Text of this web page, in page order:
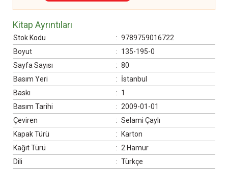
Kitap Ayrıntıları
Stok Kodu : 9789759016722
Boyut
: 135-195-0
Sayfa Sayısı
: 80
Basım Yeri
: İstanbul
Baskı
: 1
Basım Tarihi
: 2009-01-01
Çeviren
: Selami Çaylı
Kapak Türü
:
Karton
Kağıt Türü
: 2.Hamur
Dili
: Türkçe